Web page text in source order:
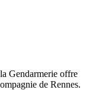
Gendarmerie offre
de Rennes.